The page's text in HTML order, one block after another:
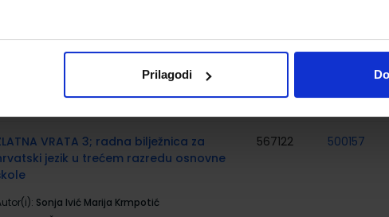
Prilagodi
dds u trećem razredu OŠ
Sonja Ivić Marija Krmpotić
7108
VRATA 3; radna bilježnica za
jezik u trećem razredu osnovne
Sonja Ivić Marija Krmpotić
567122 500157